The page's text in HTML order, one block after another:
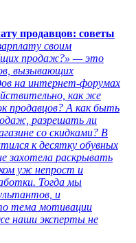
продавцов: советы
своим
продаж?» — это
вызывающих
на интернет-форумах
как же
продавцов? А как быть
разрешать ли
со скидками? В
к десятку обувных
захотела раскрывать
уж непрост и
Тогда мы
и
тема мотивации
наши эксперты не